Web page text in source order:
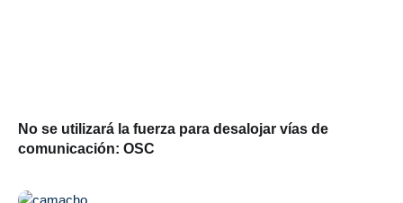
No se utilizará la fuerza para desalojar vías de
comunicación: OSC